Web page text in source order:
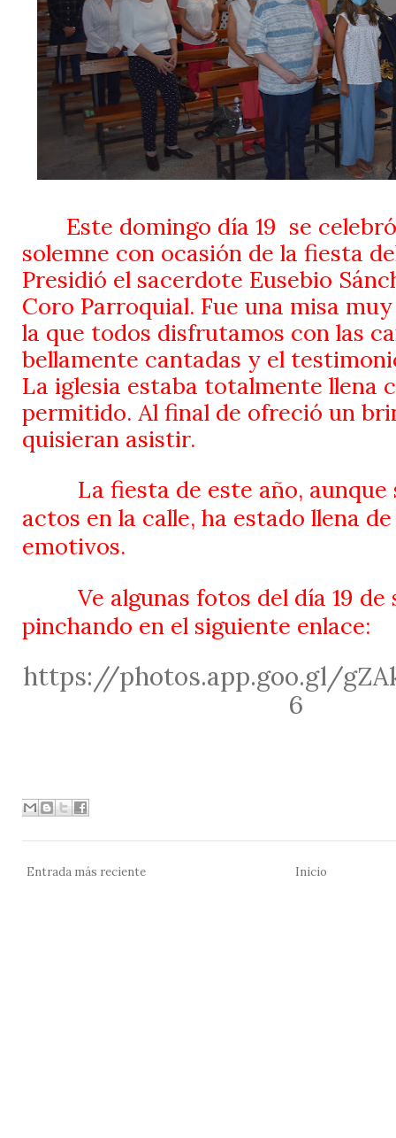
Este domingo día 19 se
solemne con ocasión de la fiesta
Presidió el sacerdote Eusebio
Coro Parroquial. Fue una misa
la que todos disfrutamos con las
bellamente cantadas y el
La iglesia estaba totalmente llena
permitido. Al final de ofreció un
quisieran asistir.
La fiesta de este año,
actos en la calle, ha estado llena
emotivos.
Ve algunas fotos del día 19
pinchando en el siguiente enlace:
https://photos.app.goo.gl/
6
Entrada más reciente Inicio